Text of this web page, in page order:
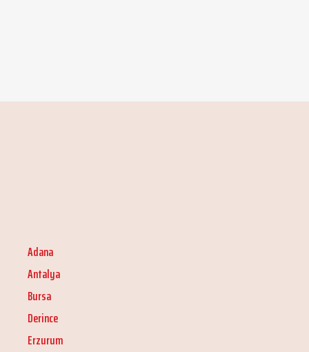
Adana
Antalya
Bursa
Derince
Erzurum